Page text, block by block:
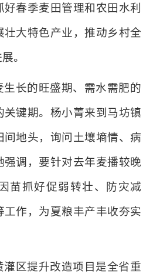
春季麦田管理和农田水利
壮大特色产业，推动乡村全
。
生长的旺盛期、需水需肥的
关键期。杨小菁来到马坊镇
间地头，询问土壤墒情、病
强调，要针对去年麦播较晚
苗抓好促弱转壮、防灾减
工作，为夏粮丰产丰收夯实
区提升改造项目是全省重